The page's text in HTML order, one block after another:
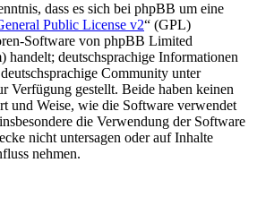
dass es sich bei phpBB um eine
Public License v2“ (GPL)
Software von phpBB Limited
handelt; deutschsprachige Informationen
Community unter
Verfügung gestellt. Beide haben keinen
und Weise, wie die Software verwendet
die Verwendung der Software
nicht untersagen oder auf Inhalte
nehmen.